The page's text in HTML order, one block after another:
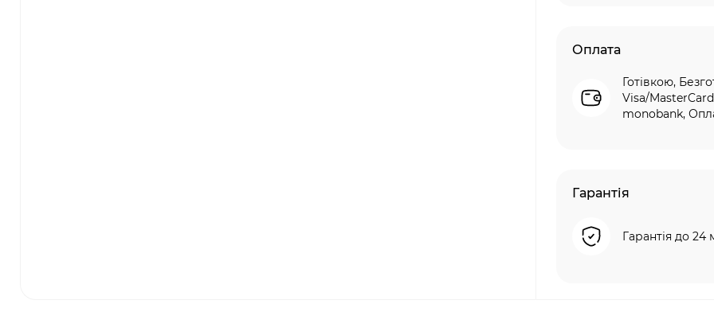
Оплата
Готівкою,
Visa/
monobank,
Гарантія
Гарантія до 24